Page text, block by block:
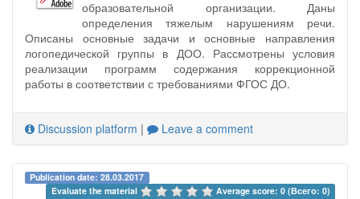
образовательной организации. Даны
определения тяжелым нарушениям речи.
Описаны основные задачи и основные направления
логопедической группы в ДОО. Рассмотрены условия
реализации программ содержания коррекционной
работы в соответствии с требованиями ФГОС ДО.
Discussion platform | Leave a comment
Publication date: 28.03.2017
Evaluate the material
Average score: 0 (Всего: 0)